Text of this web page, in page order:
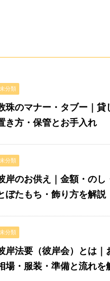
未分類
珠のマナー・タブー｜貸
き方・保管とお手入れ
未分類
岸のお供え｜金額・のし
ぼたもち・飾り方を解説
未分類
岸法要（彼岸会）とは｜
場・服装・準備と流れを